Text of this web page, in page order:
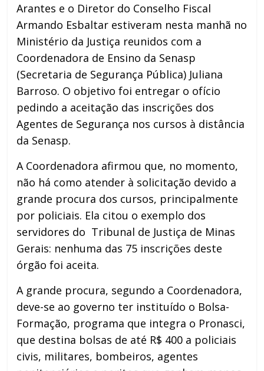
Arantes e o Diretor do Conselho Fiscal
Armando Esbaltar estiveram nesta manhã no
Ministério da Justiça reunidos com a
Coordenadora de Ensino da Senasp
(Secretaria de Segurança Pública) Juliana
Barroso. O objetivo foi entregar o ofício
pedindo a aceitação das inscrições dos
Agentes de Segurança nos cursos à distância
da Senasp.
A Coordenadora afirmou que, no momento,
não há como atender à solicitação devido a
grande procura dos cursos, principalmente
por policiais. Ela citou o exemplo dos
servidores do Tribunal de Justiça de Minas
Gerais: nenhuma das 75 inscrições deste
órgão foi aceita.
A grande procura, segundo a Coordenadora,
deve-se ao governo ter instituído o Bolsa-
Formação, programa que integra o Pronasci,
que destina bolsas de até R$ 400 a policiais
civis, militares, bombeiros, agentes